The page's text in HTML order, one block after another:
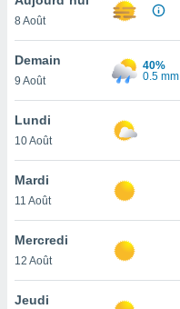
et
»,
au
vous
qu'ils
ou
le
ainsi
8 Août
Demain
9 Août
40%
0.5 mm
Lundi
10 Août
Mardi
11 Août
Mercredi
12 Août
Jeudi